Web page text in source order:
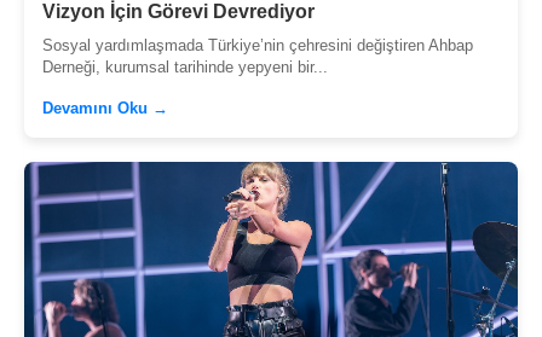
Vizyon İçin Görevi Devrediyor
Sosyal yardımlaşmada Türkiye’nin çehresini değiştiren Ahbap
Derneği, kurumsal tarihinde yepyeni bir...
Devamını Oku →